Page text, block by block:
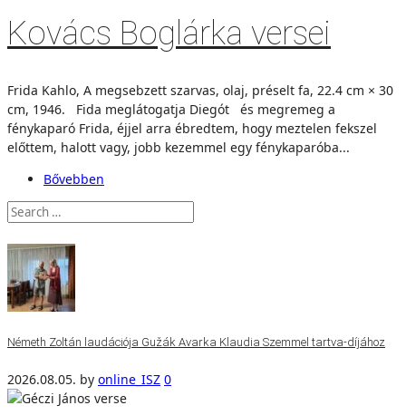
Kovács Boglárka versei
Frida Kahlo, A megsebzett szarvas, olaj, préselt fa, 22.4 cm × 30
cm, 1946. Fida meglátogatja Diegót és megremeg a
fénykaparó Frida, éjjel arra ébredtem, hogy meztelen fekszel
előttem, halott vagy, jobb kezemmel egy fénykaparóba...
Bővebben
Németh Zoltán laudációja Gužák Avarka Klaudia Szemmel tartva-díjához
2026.08.05. by online_ISZ 0